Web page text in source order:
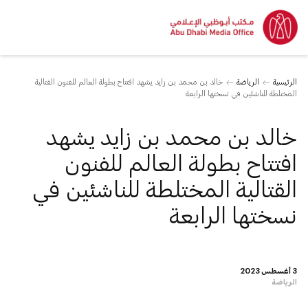
الرئيسية الرياضة
خالد بن محمد بن زايد يشهد افتتاح بطولة العالم للفنون القتالية
المختلطة للناشئين في نسختها الرابعة
3 أغسطس 2023
الرياضة
خالد بن محمد بن زايد يشهد
افتتاح بطولة العالم للفنون
القتالية المختلطة للناشئين في
نسختها الرابعة